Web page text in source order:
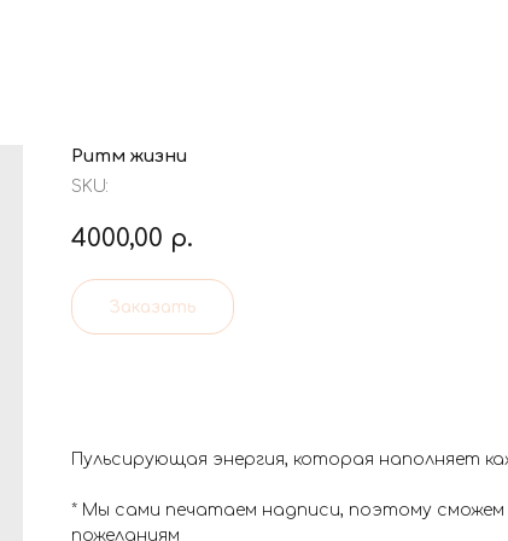
Ритм жизни
SKU:
4000,00 р.
Заказать
Пульсирующая энергия, которая наполняет
* Мы сами печатаем надписи, поэтому
пожеланиям